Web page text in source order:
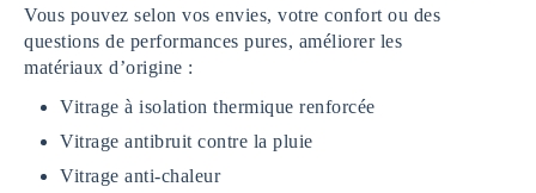
Vous pouvez selon vos envies, votre confort ou des
questions de performances pures, améliorer les
matériaux d’origine :
Vitrage à isolation thermique renforcée
Vitrage antibruit contre la pluie
Vitrage anti-chaleur